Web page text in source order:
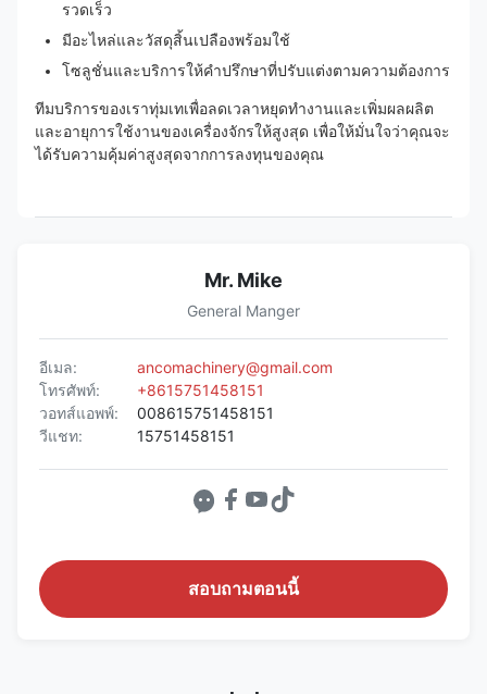
รวดเร็ว
มีอะไหล่และวัสดุสิ้นเปลืองพร้อมใช้
โซลูชั่นและบริการให้คำปรึกษาที่ปรับแต่งตามความต้องการ
ทีมบริการของเราทุ่มเทเพื่อลดเวลาหยุดทำงานและเพิ่มผลผลิต
และอายุการใช้งานของเครื่องจักรให้สูงสุด เพื่อให้มั่นใจว่าคุณจะ
ได้รับความคุ้มค่าสูงสุดจากการลงทุนของคุณ
Mr. Mike
General Manger
อีเมล:
ancomachinery@gmail.com
โทรศัพท์:
+8615751458151
วอทส์แอพพ์:
008615751458151
วีแชท:
15751458151
สอบถามตอนนี้